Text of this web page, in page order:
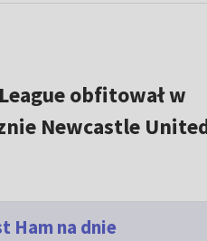
obfitował w
Newcastle
Ham na dnie